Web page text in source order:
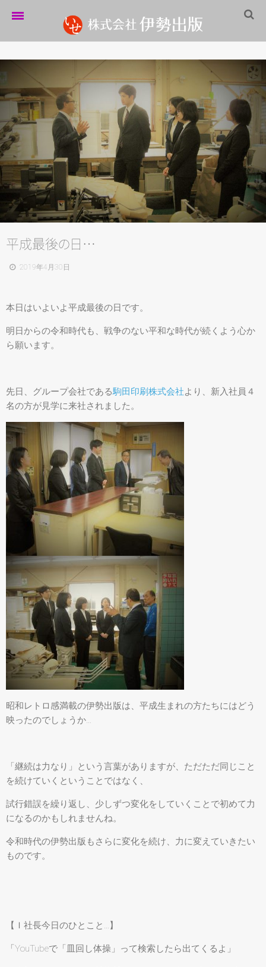
営業案内
制作実績
企業情報
採用情報
パートナーシップ
お問い合わせ
サイトマップ
平成最後の 日…
2019年4月30日
本日はいよいよ平成最後の日です。
明日からの令和時代も、戦争のない平和な時代が続くよう心か
ら願います。
先日、グループ会社である駒田印刷株式会社より、新入社員４
名の方が見学に来社されました。
昭和レトロ感満載の伊勢出版は、平成生まれの方たちにはどう
映ったのでしょうか…
「継続は力なり」という言葉がありますが、ただただ同じこと
を続けていくということではなく、
試行錯誤を繰り返し、少しずつ変化をしていくことで初めて力
になるのかもしれませんね。
令和時代の伊勢出版もさらに変化を続け、力に変えていきたい
ものです。
【Ｉ社長今日のひとこと…】
「YouTubeで「皿回し体操」って検索したら出てくるよ」